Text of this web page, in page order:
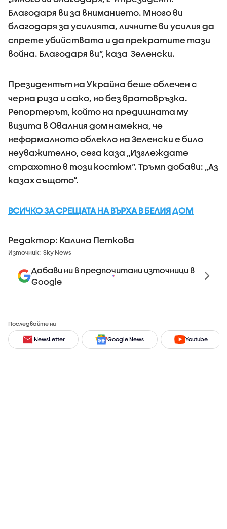
Благодаря ви за вниманието. Много ви
благодаря за усилията, личните ви усилия да
спрете убийствата и да прекратите тази
война. Благодаря ви“, каза Зеленски.
Президентът на Украйна беше облечен с
черна риза и сако, но без вратовръзка.
Репортерът, който на предишната му
визита в Овалния дом намекна, че
неформалното облекло на Зеленски е било
неуважително, сега каза „Изглеждате
страхотно в този костюм“. Тръмп добави: „Аз
казах същото“.
ВСИЧКО ЗА СРЕЩАТА НА ВЪРХА В БЕЛИЯ ДОМ
Редактор: Калина Петкова
Източник: Sky News
Добави ни в предпочитани източници в
Google
Последвайте ни
NewsLetter Google News Youtube